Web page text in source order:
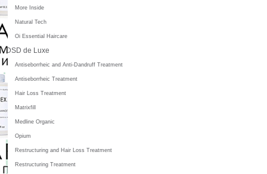
More Inside
Natural Tech
Oi Essential Haircare
DSD de Luxe
Antiseborrheic and Anti-Dandruff Treatment
Antiseborrheic Treatment
Hair Loss Treatment
Matrixfill
Medline Organic
Opium
Restructuring and Hair Loss Treatment
Restructuring Treatment